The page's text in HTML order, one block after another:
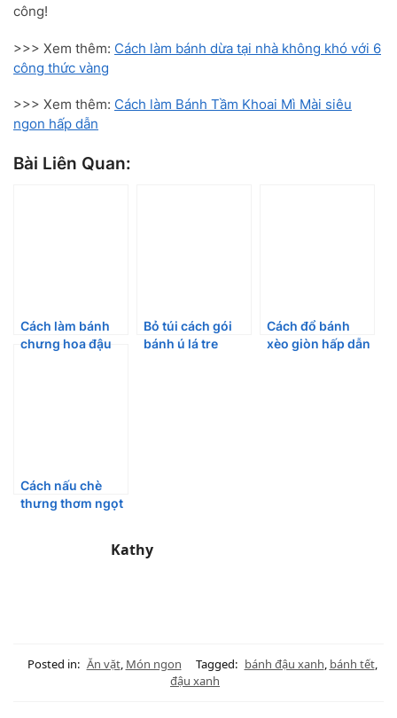
công!
>>> Xem thêm: Cách làm bánh dừa tại nhà không khó với 6
công thức vàng
>>> Xem thêm: Cách làm Bánh Tầm Khoai Mì Mài siêu
ngon hấp dẫn
Bài Liên Quan:
Cách làm bánh
chưng hoa đậu
Bỏ túi cách gói
bánh ú lá tre
Cách đổ bánh
xèo giòn hấp dẫn
Cách nấu chè
thưng thơm ngọt
Kathy
Posted in: Ăn vặt, Món ngon Tagged: bánh đậu xanh, bánh tết,
đậu xanh